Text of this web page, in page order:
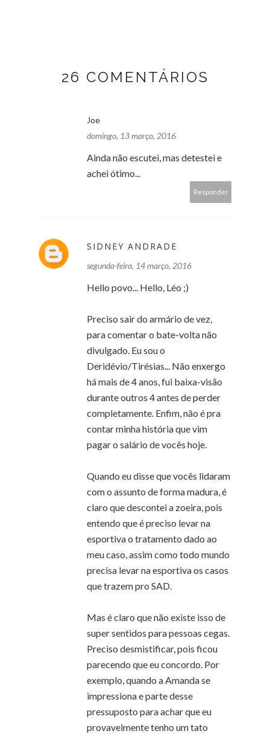
26 COMENTÁRIOS
Joe
domingo, 13 março, 2016
Ainda não escutei, mas detestei e
achei ótimo...
Responder
SIDNEY ANDRADE
segunda-feira, 14 março, 2016
Hello povo... Hello, Léo ;)
Preciso sair do armário de vez,
para comentar o bate-volta não
divulgado. Eu sou o
Deridévio/Tirésias... Não enxergo
há mais de 4 anos, fui baixa-visão
durante outros 4 antes de perder
completamente. Enfim, não é pra
contar minha história que vim
pagar o salário de vocês hoje.
Quando eu disse que vocês lidaram
com o assunto de forma madura, é
claro que descontei a zoeira, pois
entendo que é preciso levar na
esportiva o tratamento dado ao
meu caso, assim como todo mundo
precisa levar na esportiva os casos
que trazem pro SAD.
Mas é claro que não existe isso de
super sentidos para pessoas cegas.
Preciso desmistificar, pois ficou
parecendo que eu concordo. Por
exemplo, quando a Amanda se
impressiona e parte desse
pressuposto para achar que eu
provavelmente tenho um tato